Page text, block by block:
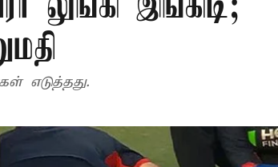
எடுத்தது.